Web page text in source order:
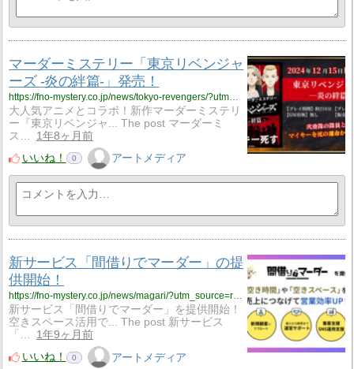
マーダーミステリー「東京リベンジャ
ーズ -炎の絆篇-」発売！
https://fno-mystery.co.jp/news/tokyo-revengers/?utm_source=rss&utm_medium=rss&utm_campaign=tokyo-revengers
大人気アニメとコラボ！新作マーダーミステリ
ー『東京リベンジャ... The post マーダーミ
ス…
1年8ヶ月前
いいね！
0 アートメディア
新サービス「間借りでマーダー」の提
供開始！
https://fno-mystery.co.jp/news/magari/?utm_source=rss&utm_medium=rss&utm_campaign=magari
新サービス「間借りでマーダー」を提供開始！
空きスペース活用で... The post 新サービス
「…
1年9ヶ月前
いいね！
0 アートメディア